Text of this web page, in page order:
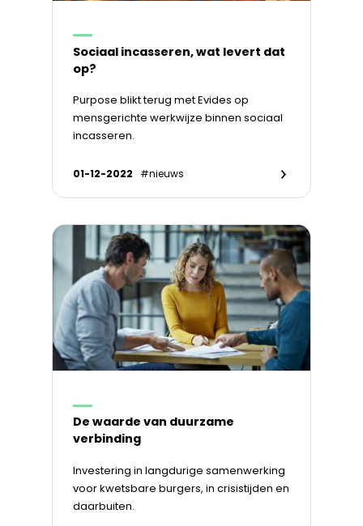
Sociaal incasseren, wat levert dat
op?
Purpose blikt terug met Evides op
mensgerichte werkwijze binnen sociaal
incasseren.
01-12-2022 #nieuws
De waarde van duurzame
verbinding
Investering in langdurige samenwerking
voor kwetsbare burgers, in crisistijden en
daarbuiten.